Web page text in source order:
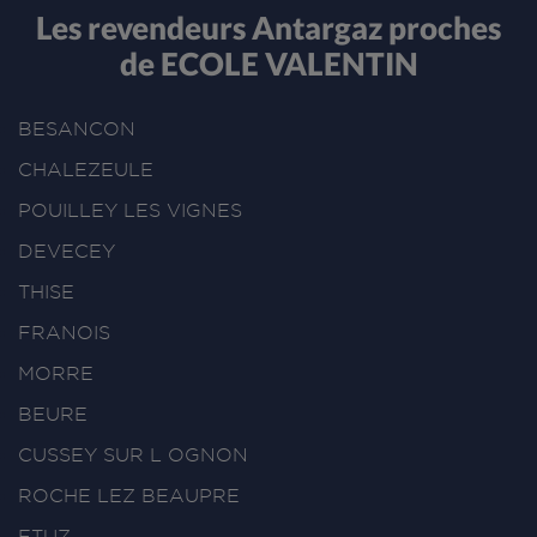
Les revendeurs Antargaz proches
de ECOLE VALENTIN
BESANCON
CHALEZEULE
POUILLEY LES VIGNES
DEVECEY
THISE
FRANOIS
MORRE
BEURE
CUSSEY SUR L OGNON
ROCHE LEZ BEAUPRE